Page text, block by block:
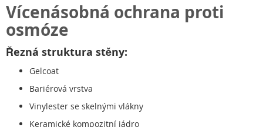
Vícenásobná ochrana proti
osmóze
Řezná struktura stěny:
Gelcoat
Bariérová vrstva
Vinylester se skelnými vlákny
Keramické kompozitní jádro